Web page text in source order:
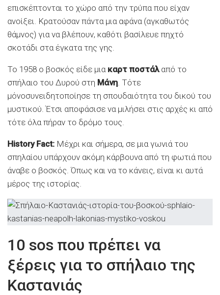
επισκέπτονται το χώρο από την τρύπα που είχαν
ανοίξει. Κρατούσαν πάντα μια αφάνα (αγκαθωτός
θάμνος) για να βλέπουν, καθότι βασίλευε πηχτό
σκοτάδι στα έγκατα της γης.
Το 1958 ο βοσκός είδε μια καρτ ποστάλ από το
σπήλαιο του Δυρού στη Μάνη . Τότε
μόνοσυνειδητοποίησε τη σπουδαιότητα του δικού του
μυστικού. Έτσι αποφάσισε να μιλήσει στις αρχές κι από
τότε όλα πήραν το δρόμο τους.
History Fact: Μέχρι και σήμερα, σε μια γωνιά του
σπηλαίου υπάρχουν ακόμη κάρβουνα από τη φωτιά που
άναβε ο βοσκός. Όπως και να το κάνεις, είναι κι αυτά
μέρος της ιστορίας.
10 sos που πρέπει να
ξέρεις για το σπήλαιο της
Καστανιάς